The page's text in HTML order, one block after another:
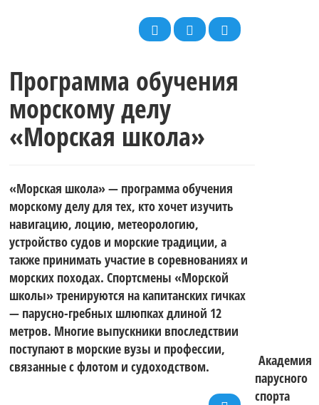
Программа обучения
морскому делу
«Морская школа»
«Морская школа» — программа обучения
морскому делу для тех, кто хочет изучить
навигацию, лоцию, метеорологию,
устройство судов и морские традиции, а
также принимать участие в соревнованиях и
морских походах. Спортсмены «Морской
школы» тренируются на капитанских гичках
— парусно-гребных шлюпках длиной 12
метров. Многие выпускники впоследствии
поступают в морские вузы и профессии,
связанные с флотом и судоходством.
Академия
парусного
спорта